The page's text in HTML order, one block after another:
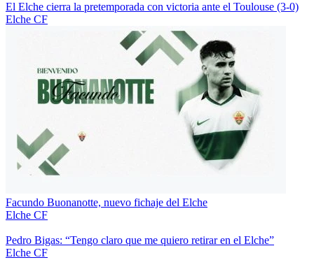
El Elche cierra la pretemporada con victoria ante el Toulouse (3-0)
Elche CF
Facundo Buonanotte, nuevo fichaje del Elche
Elche CF
Pedro Bigas: “Tengo claro que me quiero retirar en el Elche”
Elche CF